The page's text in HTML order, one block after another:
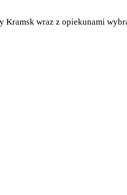
Kramsk wraz z opiekunami